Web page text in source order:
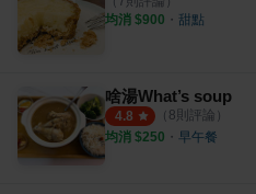
均消 $900 ・ 甜點
啥湯What’s soup
4.8 （ 8則評論）
均消 $250 ・ 早午餐